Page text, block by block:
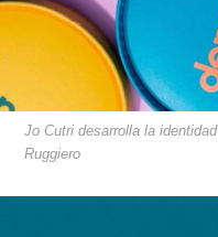
Jo Cutri desarrolla la
Ruggiero